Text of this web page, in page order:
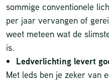
sommige conventionele
per jaar vervangen of
weet meteen wat de
is.
Ledverlichting levert
Met leds ben je zeker van